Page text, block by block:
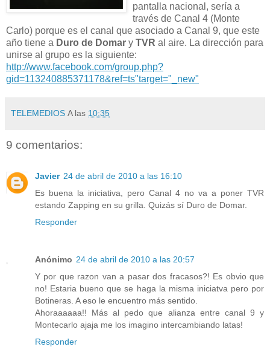
pantalla nacional, sería a
través de Canal 4 (Monte
Carlo) porque es el canal que asociado a Canal 9, que este
año tiene a Duro de Domar y TVR al aire. La dirección para
unirse al grupo es la siguiente:
http://www.facebook.com/group.php?
gid=113240885371178&ref=ts"target="_new"
TELEMEDIOS A las 10:35
9 comentarios:
Javier 24 de abril de 2010 a las 16:10
Es buena la iniciativa, pero Canal 4 no va a poner TVR
estando Zapping en su grilla. Quizás sí Duro de Domar.
Responder
Anónimo 24 de abril de 2010 a las 20:57
Y por que razon van a pasar dos fracasos?! Es obvio que
no! Estaria bueno que se haga la misma iniciatva pero por
Botineras. A eso le encuentro más sentido.
Ahoraaaaaa!! Más al pedo que alianza entre canal 9 y
Montecarlo ajaja me los imagino intercambiando latas!
Responder